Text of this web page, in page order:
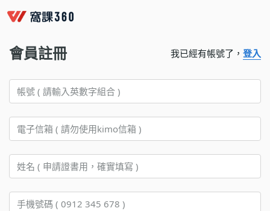
會員註冊 我已經有帳號了， 登入